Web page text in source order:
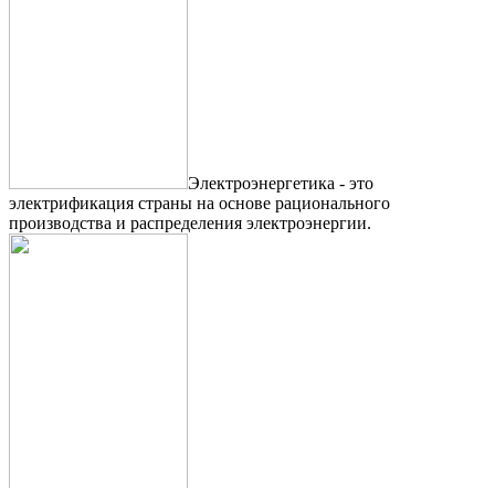
Электроэнергетика - это
электрификация страны на основе рационального
производства и распределения электроэнергии.